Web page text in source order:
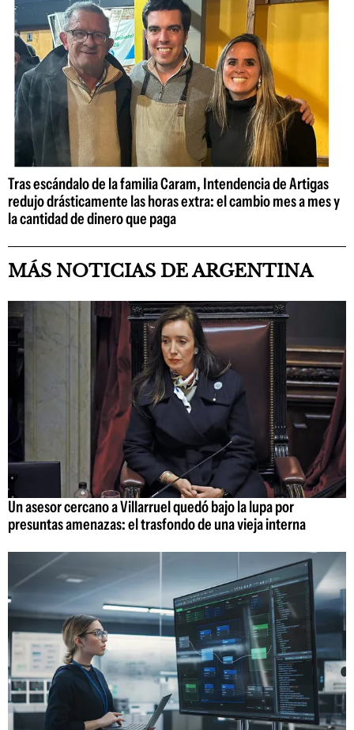
Tras escándalo de la familia Caram, Intendencia de Artigas
redujo drásticamente las horas extra: el cambio mes a mes y
la cantidad de dinero que paga
MÁS NOTICIAS DE ARGENTINA
Un asesor cercano a Villarruel quedó bajo la lupa por
presuntas amenazas: el trasfondo de una vieja interna